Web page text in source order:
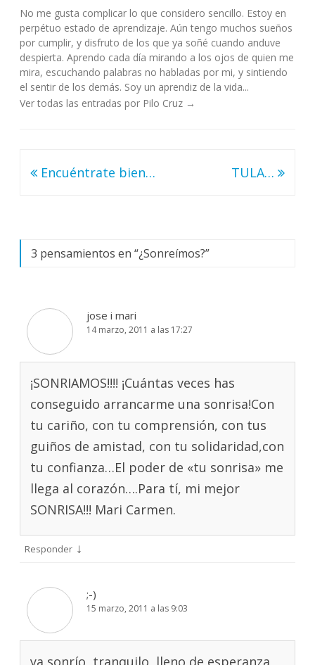
No me gusta complicar lo que considero sencillo. Estoy en
perpétuo estado de aprendizaje. Aún tengo muchos sueños
por cumplir, y disfruto de los que ya soñé cuando anduve
despierta. Aprendo cada día mirando a los ojos de quien me
mira, escuchando palabras no habladas por mi, y sintiendo
el sentir de los demás. Soy un aprendiz de la vida...
Ver todas las entradas por Pilo Cruz →
Navegación
Encuéntrate bien… TULA…
3 pensamientos en “¿Sonreímos?”
jose i mari
14 marzo, 2011 a las 17:27
¡SONRIAMOS!!!! ¡Cuántas veces has
conseguido arrancarme una sonrisa!Con
tu cariño, con tu comprensión, con tus
guiños de amistad, con tu solidaridad,con
tu confianza…El poder de «tu sonrisa» me
llega al corazón….Para tí, mi mejor
SONRISA!!! Mari Carmen.
Responder ↓
;-)
15 marzo, 2011 a las 9:03
ya sonrío, tranquilo, lleno de esperanza